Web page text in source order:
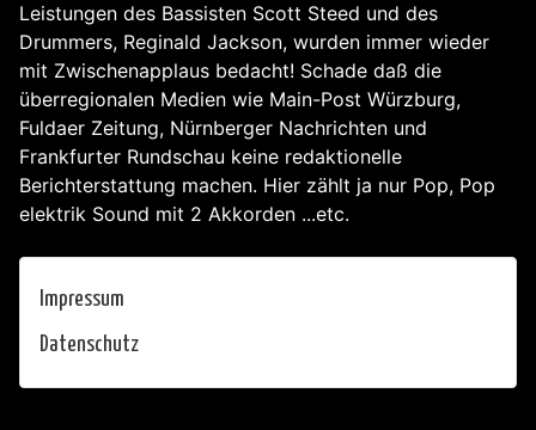
Leistungen des Bassisten Scott Steed und des
Drummers, Reginald Jackson, wurden immer wieder
mit Zwischenapplaus bedacht! Schade daß die
überregionalen Medien wie Main-Post Würzburg,
Fuldaer Zeitung, Nürnberger Nachrichten und
Frankfurter Rundschau keine redaktionelle
Berichterstattung machen. Hier zählt ja nur Pop, Pop
elektrik Sound mit 2 Akkorden ...etc.
Impressum
Datenschutz